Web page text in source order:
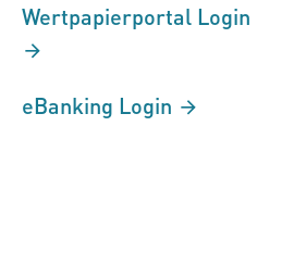
Wertpapierportal Login
eBanking Login